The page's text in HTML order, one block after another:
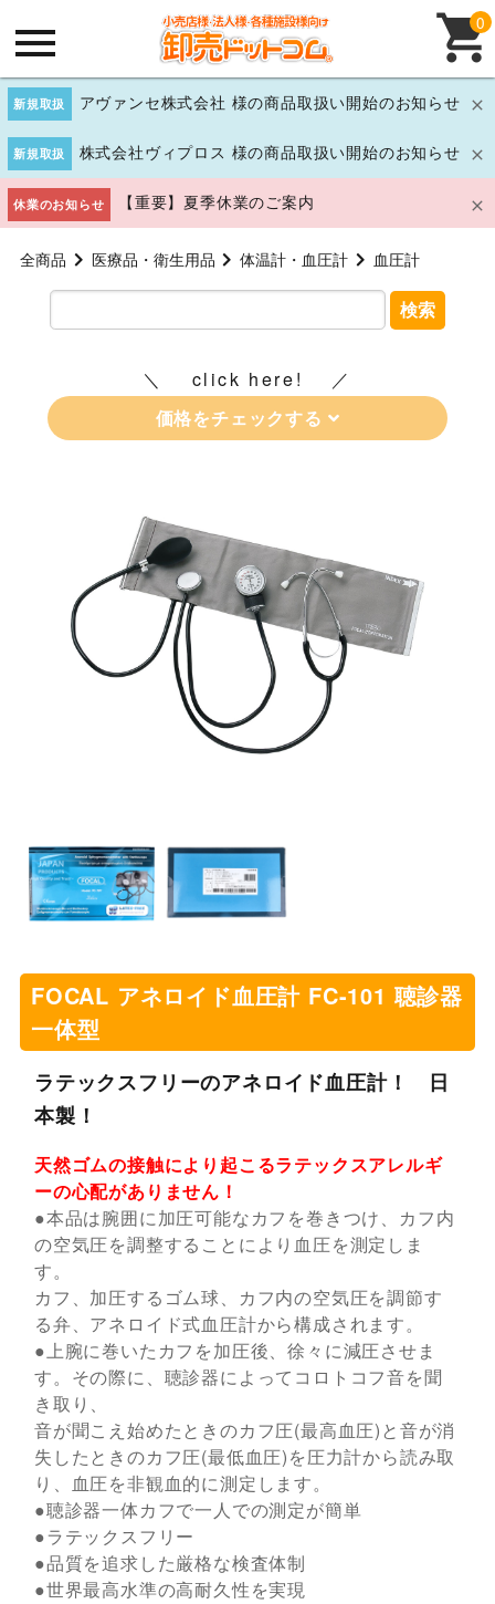
新規取扱 アヴァンセ株式会社 様の商品取扱い開始のお知らせ
新規取扱 株式会社ヴィプロス 様の商品取扱い開始のお知らせ
休業のお知らせ 【重要】夏季休業のご案内
0
全商品 医療品・衛生用品 体温計・血圧計 血圧計
検索
click here!
価格をチェックする
FOCAL アネロイド血圧計 FC-101 聴診器
一体型
ラテックスフリーのアネロイド血圧計！ 日
本製！
天然ゴムの接触により起こるラテックスアレルギ
ーの心配がありません！
●本品は腕囲に加圧可能なカフを巻きつけ、カフ内
の空気圧を調整することにより血圧を測定しま
す。
カフ、加圧するゴム球、カフ内の空気圧を調節す
る弁、アネロイド式血圧計から構成されます。
●上腕に巻いたカフを加圧後、徐々に減圧させま
す。その際に、聴診器によってコロトコフ音を聞
き取り、
音が聞こえ始めたときのカフ圧(最高血圧)と音が消
失したときのカフ圧(最低血圧)を圧力計から読み取
り、血圧を非観血的に測定します。
●聴診器一体カフで一人での測定が簡単
●ラテックスフリー
●品質を追求した厳格な検査体制
●世界最高水準の高耐久性を実現